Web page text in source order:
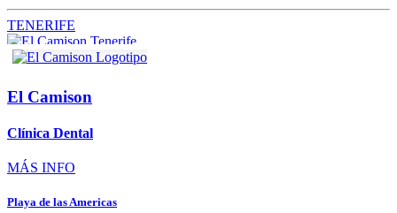
TENERIFE
El Camison
Clínica Dental
MÁS INFO
Playa de las Americas